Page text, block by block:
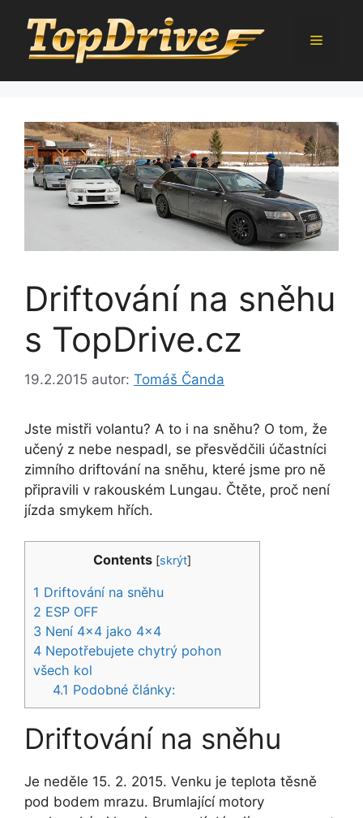
obsah
Menu
Driftování na sněhu
s TopDrive.cz
19.2.2015 autor: Tomáš Čanda
Jste mistři volantu? A to i na sněhu? O tom, že
učený z nebe nespadl, se přesvědčili účastníci
zimního driftování na sněhu, které jsme pro ně
připravili v rakouském Lungau. Čtěte, proč není
jízda smykem hřích.
Contents [skrýt]
1 Driftování na sněhu
2 ESP OFF
3 Není 4×4 jako 4×4
4 Nepotřebujete chytrý pohon
všech kol
4.1 Podobné články:
Driftování na sněhu
Je neděle 15. 2. 2015. Venku je teplota těsně
pod bodem mrazu. Brumlající motory